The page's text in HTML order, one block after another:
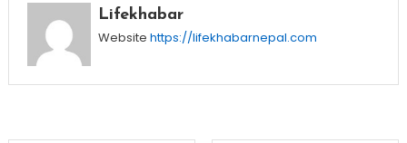
Lifekhabar
Website https://lifekhabarnepal.com